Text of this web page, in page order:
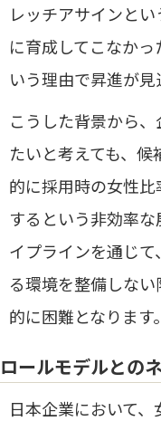
レッチアサインと
に育成してこなか
いう理由で昇進が見
こうした背景から
たいと考えても、
的に採用時の女性
するという非効率
イプラインを通じ
る環境を整備しな
的に困難となります。
ロールモデルとの
日本企業において